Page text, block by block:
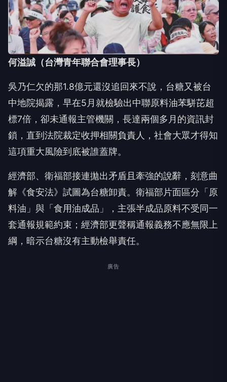
何溢誠（台灣青年聯合會理事長）
吳乃仁欠的那1.8億元還沒追回來不說，台糖又被台
中地院揭露，早在5月就檢驗出中聯原料油苯駢芘超
標7倍，卻未通報主管機關，長達兩個多月的資訊封
鎖，直到法院裁定收押相關負責人，社會大眾才得知
這項重大風險到底被誰蓋牌。
經濟部、衛福部接連拋出矛盾且牽強的說辭，刻意曲
解《食安法》試圖為台糖卸責。衛福部片面區分「原
料油」與「食用油成品」，主張半成品原料不受同一
套通報規範約束；經濟部更聲稱通報義務不應無限上
綱，暗示台糖沒有主動檢舉責任。
廣告